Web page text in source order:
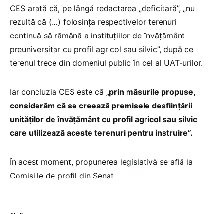
CES arată că, pe lângă redactarea „deficitară”, „nu
rezultă că (…) folosința respectivelor terenuri
continuă să rămână a instituțiilor de învățământ
preuniversitar cu profil agricol sau silvic”, după ce
terenul trece din domeniul public în cel al UAT-urilor.
Iar concluzia CES este că „prin măsurile propuse,
considerăm că se creează premisele desființării
unităților de învățământ cu profil agricol sau silvic
care utilizează aceste terenuri pentru instruire”.
În acest moment, propunerea legislativă se află la
Comisiile de profil din Senat.